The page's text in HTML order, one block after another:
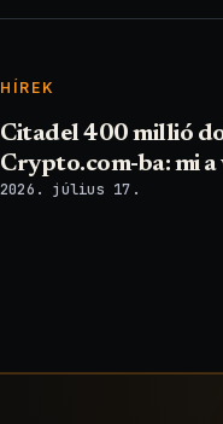
HÍREK
Citadel 400 millió
Crypto.com-ba: mi
2026. július 17.